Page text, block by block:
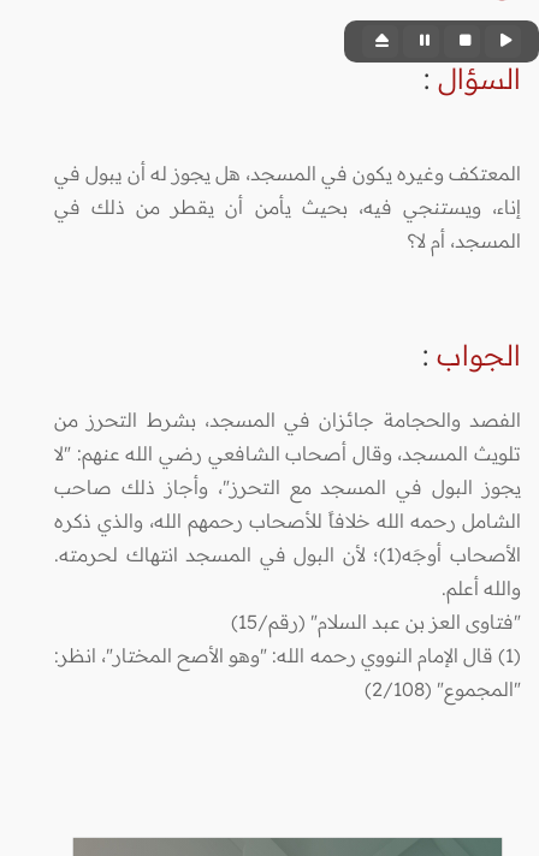
السؤال :
المعتكف وغيره يكون في المسجد، هل يجوز له أن يبول في
إناء، ويستنجي فيه، بحيث يأمن أن يقطر من ذلك في
المسجد، أم لا؟
الجواب :
الفصد والحجامة جائزان في المسجد، بشرط التحرز من
تلويث المسجد، وقال أصحاب الشافعي رضي الله عنهم: "لا
يجوز البول في المسجد مع التحرز"، وأجاز ذلك صاحب
الشامل رحمه الله خلافاً للأصحاب رحمهم الله، والذي ذكره
الأصحاب أوجَه(1)؛ لأن البول في المسجد انتهاك لحرمته.
والله أعلم.
"فتاوى العز بن عبد السلام" (رقم/15)
(1) قال الإمام النووي رحمه الله: "وهو الأصح المختار"، انظر:
"المجموع" (2/108)